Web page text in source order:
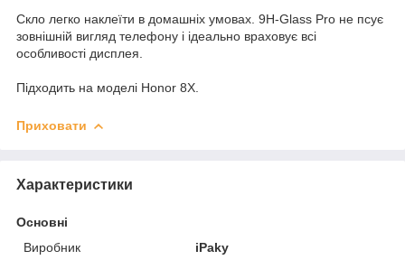
Скло легко наклеїти в домашніх умовах. 9H-Glass Pro не псує
зовнішній вигляд телефону і ідеально враховує всі
особливості дисплея.
Підходить на моделі Honor 8X.
Приховати
Характеристики
Основні
Виробник
iPaky